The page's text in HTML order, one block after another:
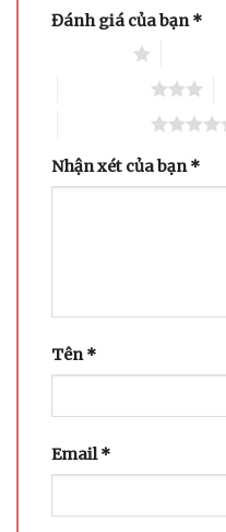
Đánh giá của bạn*
Nhận xét của bạn*
Tên*
Email*